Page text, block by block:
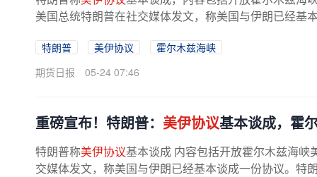
美国总统特朗普在社交媒体发文，称美国与伊朗已经基
特朗普 美伊协议
霍尔木兹海峡
期货日报
05-24 07:46
重磅宣布！特朗普： 美伊协议基本谈成，霍
特朗普称美伊协议基本谈成 内容包括开放霍尔木兹海
交媒体发文，称美国与伊朗已经基本谈成一份协议。特